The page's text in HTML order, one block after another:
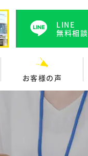
LINE
無料相談
お客様の声